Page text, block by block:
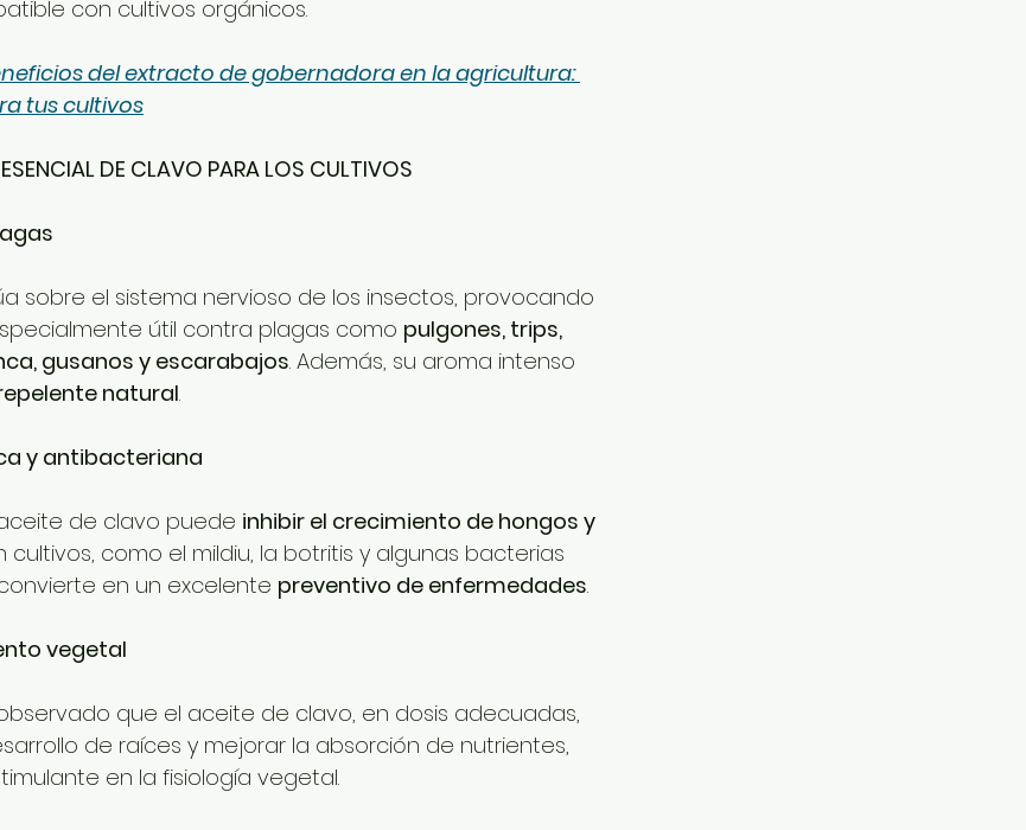
con cultivos orgánicos.
del extracto de gobernadora en la agricultura:
tus cultivos
DE CLAVO PARA LOS CULTIVOS
sobre el sistema nervioso de los insectos, provocando
útil contra plagas como pulgones, trips,
gusanos y escarabajos. Además, su aroma intenso
natural.
y antibacteriana
de clavo puede inhibir el crecimiento de hongos y
como el mildiu, la botritis y algunas bacterias
en un excelente preventivo de enfermedades.
vegetal
que el aceite de clavo, en dosis adecuadas,
de raíces y mejorar la absorción de nutrientes,
en la fisiología vegetal.